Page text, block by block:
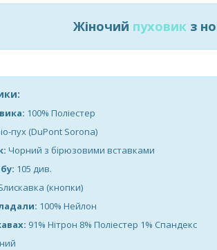
Жіночий пуховик з
100% Поліестер
пух (DuPont Sorona)
Чорний з бірюзовими вставками
105 див.
(кнопки)
100% Нейлон
91% Нітрон 8% Поліестер 1% Спандекс